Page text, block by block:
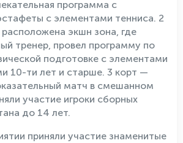
программа с
с элементами тенниса. 2
экшн зона, где
тренер, провел программу по
подготовке с элементами
10-ти лет и старше. 3 корт —
матч в смешанном
участие игроки сборных
до 14 лет.
приняли участие знаменитые